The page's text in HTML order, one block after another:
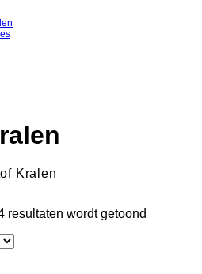
Kralen
resultaten wordt getoond